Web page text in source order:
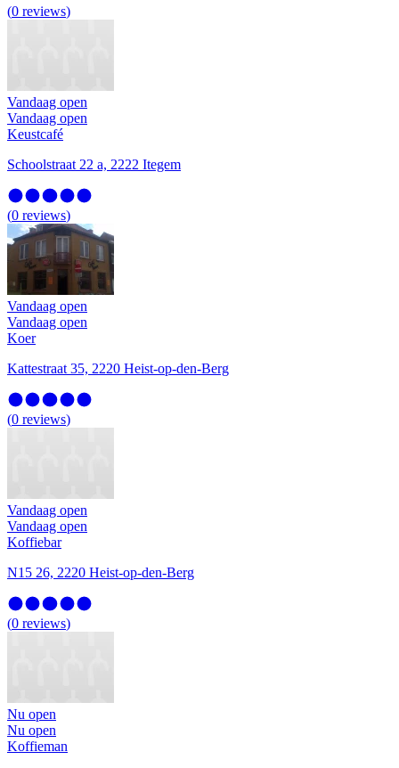
(0 reviews)
Vandaag open
Vandaag open
Keustcafé
Schoolstraat 22 a, 2222 Itegem
(0 reviews)
Vandaag open
Vandaag open
Koer
Kattestraat 35, 2220 Heist-op-den-Berg
(0 reviews)
Vandaag open
Vandaag open
Koffiebar
N15 26, 2220 Heist-op-den-Berg
(0 reviews)
Nu open
Nu open
Koffieman